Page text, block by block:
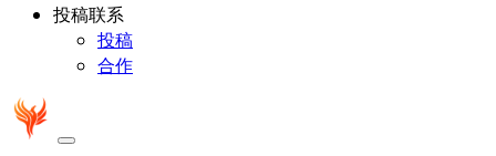
投稿联系
投稿
合作